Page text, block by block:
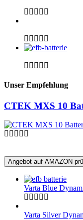
Unser Empfehlung
CTEK MXS 10
Angebot auf AMAZON
Varta Blue
Varta Silver